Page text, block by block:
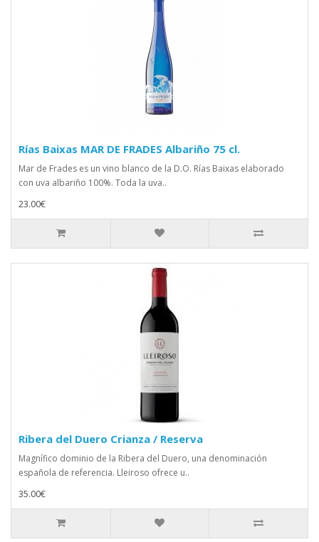
Rías Baixas MAR DE FRADES Albariño 75 cl.
Mar de Frades es un vino blanco de la D.O. Rías Baixas elaborado
con uva albariño 100%. Toda la uva..
23.00€
Ribera del Duero Crianza / Reserva
Magnífico dominio de la Ribera del Duero, una denominación
española de referencia. Lleiroso ofrece u..
35.00€